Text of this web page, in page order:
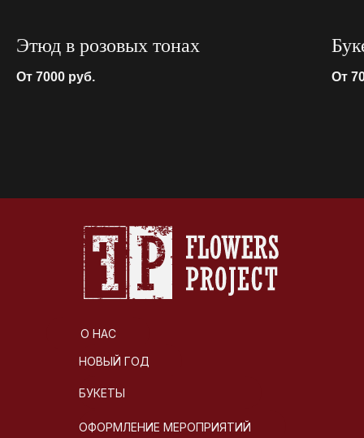
Этюд в розовых тонах
От 7000 руб. От
О НАС
НОВЫЙ ГОД
БУКЕТЫ
ОФОРМЛЕНИЕ МЕРОПРИЯТИЙ